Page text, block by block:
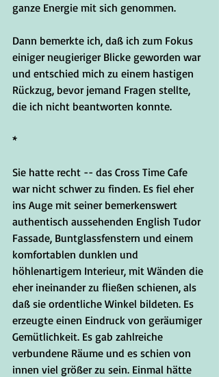
ganze Energie mit sich genommen.
Dann bemerkte ich, daß ich zum Fokus
einiger neugieriger Blicke geworden war
und entschied mich zu einem hastigen
Rückzug, bevor jemand Fragen stellte,
die ich nicht beantworten konnte.
*
Sie hatte recht -- das Cross Time Cafe
war nicht schwer zu finden. Es fiel eher
ins Auge mit seiner bemerkenswert
authentisch aussehenden English Tudor
Fassade, Buntglassfenstern und einem
komfortablen dunklen und
höhlenartigem Interieur, mit Wänden die
eher ineinander zu fließen schienen, als
daß sie ordentliche Winkel bildeten. Es
erzeugte einen Eindruck von geräumiger
Gemütlichkeit. Es gab zahlreiche
verbundene Räume und es schien von
innen viel größer zu sein. Einmal hätte